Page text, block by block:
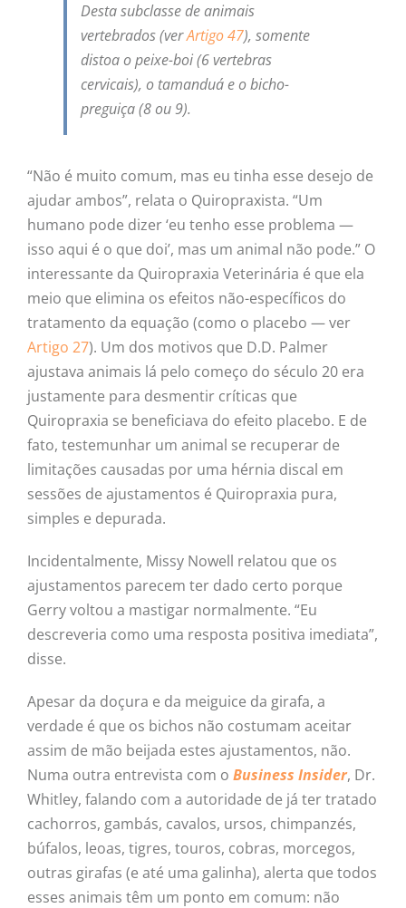
Desta subclasse de animais
vertebrados (verArtigo 47), somente
distoa o peixe-boi (6 vertebras
cervicais), o tamanduá e o bicho-
preguiça (8 ou 9).
“Não é muito comum, mas eu tinha esse desejo de
ajudar ambos”, relata o Quiropraxista. “Um
humano pode dizer ‘eu tenho esse problema —
isso aqui é o que doi’, mas um animal não pode.” O
interessante da Quiropraxia Veterinária é que ela
meio que elimina os efeitos não-específicos do
tratamento da equação (como o placebo — ver
Artigo 27). Um dos motivos que D.D. Palmer
ajustava animais lá pelo começo do século 20 era
justamente para desmentir críticas que
Quiropraxia se beneficiava do efeito placebo. E de
fato, testemunhar um animal se recuperar de
limitações causadas por uma hérnia discal em
sessões de ajustamentos é Quiropraxia pura,
simples e depurada.
Incidentalmente, Missy Nowell relatou que os
ajustamentos parecem ter dado certo porque
Gerry voltou a mastigar normalmente. “Eu
descreveria como uma resposta positiva imediata”,
disse.
Apesar da doçura e da meiguice da girafa, a
verdade é que os bichos não costumam aceitar
assim de mão beijada estes ajustamentos, não.
Numa outra entrevista com o Business Insider, Dr.
Whitley, falando com a autoridade de já ter tratado
cachorros, gambás, cavalos, ursos, chimpanzés,
búfalos, leoas, tigres, touros, cobras, morcegos,
outras girafas (e até uma galinha), alerta que todos
esses animais têm um ponto em comum: não